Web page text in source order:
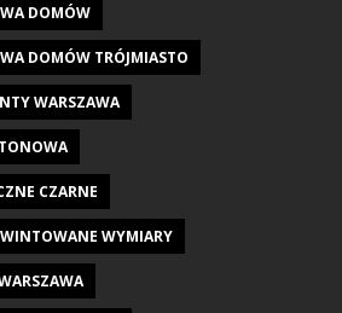
DOMÓW
DOMÓW TRÓJMIASTO
WARSZAWA
CZARNE
WYMIARY